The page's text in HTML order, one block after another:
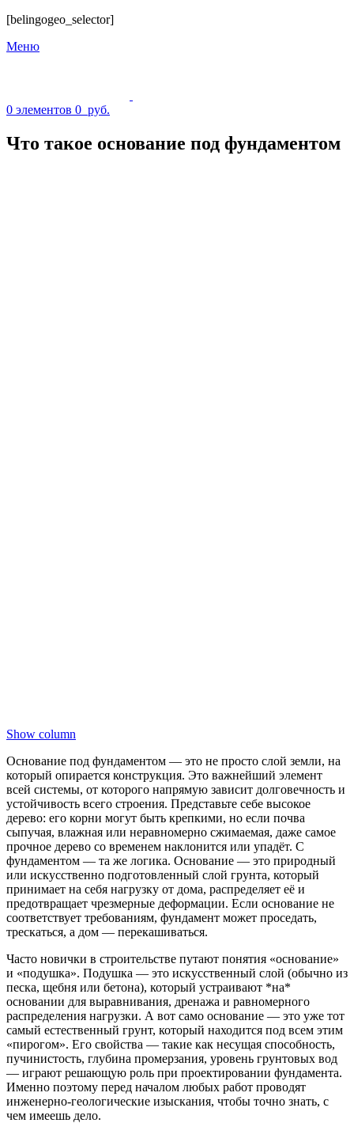
[belingogeo_selector]
Меню
0 элементов 0 руб.
Что такое основание под фундаментом
Show column
Основание под фундаментом — это не просто слой земли, на
который опирается конструкция. Это важнейший элемент
всей системы, от которого напрямую зависит долговечность и
устойчивость всего строения. Представьте себе высокое
дерево: его корни могут быть крепкими, но если почва
сыпучая, влажная или неравномерно сжимаемая, даже самое
прочное дерево со временем наклонится или упадёт. С
фундаментом — та же логика. Основание — это природный
или искусственно подготовленный слой грунта, который
принимает на себя нагрузку от дома, распределяет её и
предотвращает чрезмерные деформации. Если основание не
соответствует требованиям, фундамент может проседать,
трескаться, а дом — перекашиваться.
Часто новички в строительстве путают понятия «основание»
и «подушка». Подушка — это искусственный слой (обычно из
песка, щебня или бетона), который устраивают *на*
основании для выравнивания, дренажа и равномерного
распределения нагрузки. А вот само основание — это уже тот
самый естественный грунт, который находится под всем этим
«пирогом». Его свойства — такие как несущая способность,
пучинистость, глубина промерзания, уровень грунтовых вод
— играют решающую роль при проектировании фундамента.
Именно поэтому перед началом любых работ проводят
инженерно-геологические изыскания, чтобы точно знать, с
чем имеешь дело.